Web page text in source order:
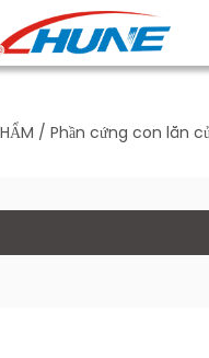
/ Phần cứng con lăn